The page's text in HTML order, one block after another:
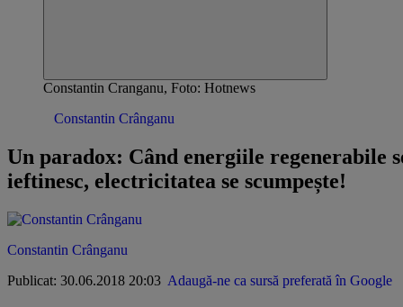
Constantin Cranganu, Foto: Hotnews
Constantin Crânganu
Un paradox: Când energiile regenerabile
ieftinesc, electricitatea se scumpește!
Constantin Crânganu
Publicat: 30.06.2018 20:03 Adaugă-ne ca sursă preferată în Google